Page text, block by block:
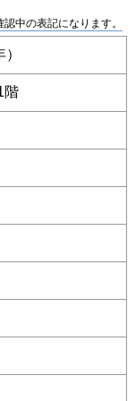
中の表記になります。
階